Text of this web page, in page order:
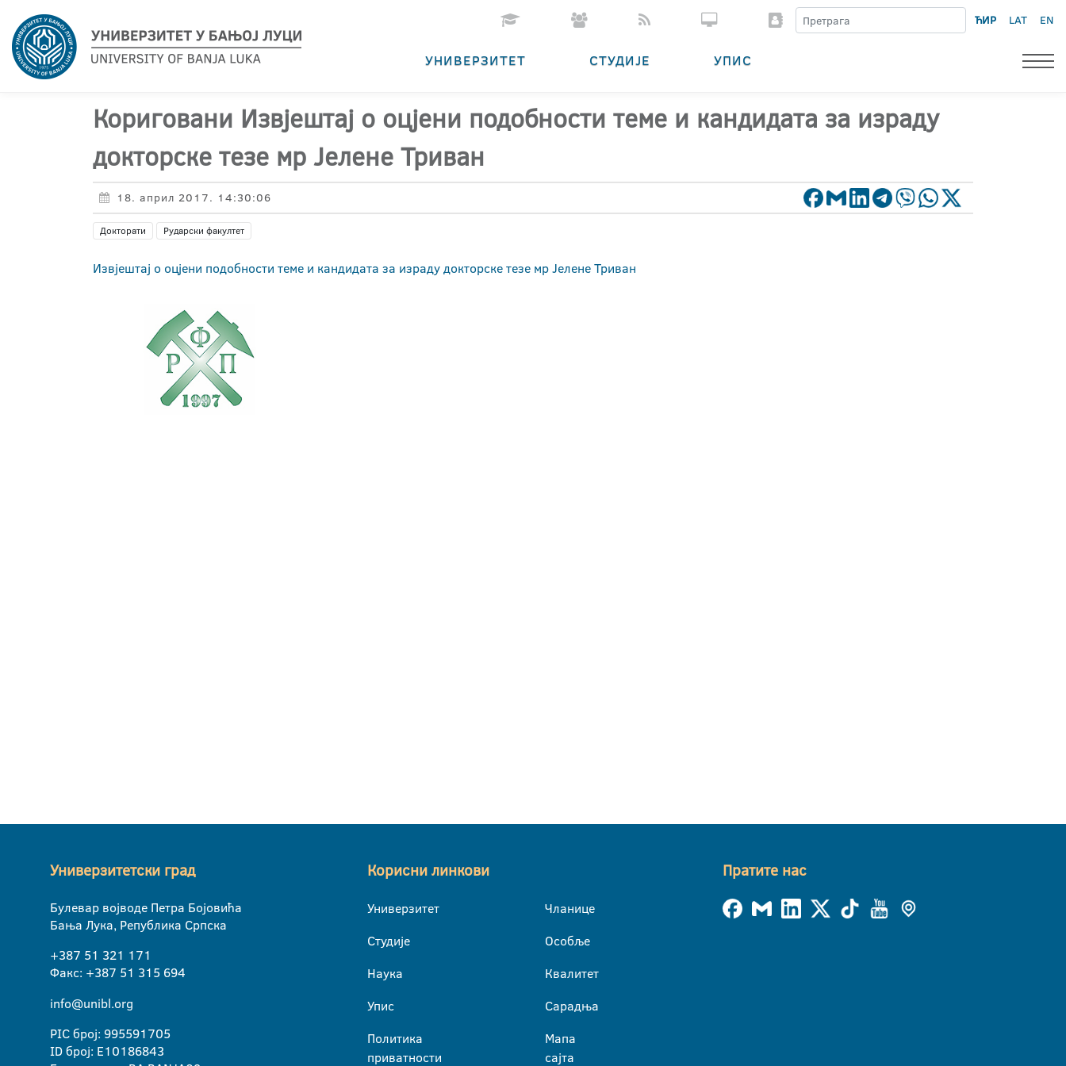
ЋИР LAT EN
УНИВЕРЗИТЕТ СТУДИЈЕ УПИС
Кориговани Извјештај о оцјени подобности теме и кандидата за израду
докторске тезе мр Јелене Триван
18. април 2017. 14:30:06
Докторати Рударски факултет
Извјештај о оцјени подобности теме и кандидата за израду докторске тезе мр Јелене Триван
Универзитетски град
Булевар војводе Петра Бојовића
Бања Лука, Република Српска
+387 51 321 171
Факс: +387 51 315 694
info@unibl.org
PIC број: 995591705
ID број: E10186843
Корисни линкови
Универзитет
Студије
Наука
Упис
Политика
приватности
Чланице
Особље
Квалитет
Сарадња
Мапа
сајта
Пратите нас